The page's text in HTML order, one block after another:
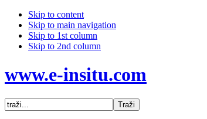
Skip to content
Skip to main navigation
Skip to 1st column
Skip to 2nd column
www.e-insitu.com